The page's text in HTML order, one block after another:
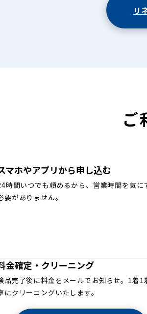
リ
ご
マホやアプリから申し込む
時間いつでも頼めるから、営業時間を気に
要がありません。
金確定・クリーニング
品完了後に料金をメールでお知らせ。1着1
にクリーニングいたします。